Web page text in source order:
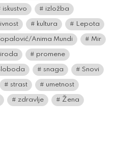
iskustvo izložba
kultura Lepota
Anima Mundi Mir
promene
snaga Snovi
strast umetnost
zdravlje Žena